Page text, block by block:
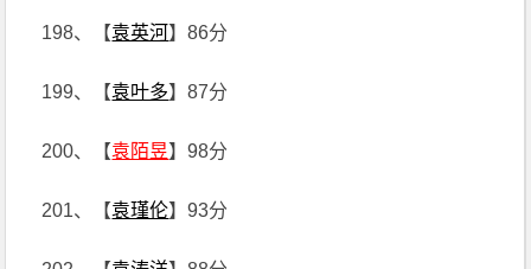
198、【袁英河】86分
199、【袁叶多】87分
200、【袁陌昱】98分
201、【袁瑾伦】93分